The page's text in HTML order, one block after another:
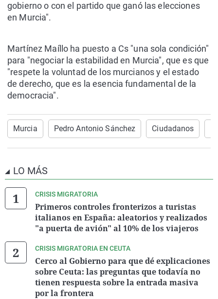
gobierno o con el partido que ganó las elecciones
en Murcia".
Martínez Maíllo ha puesto a Cs "una sola condición"
para "negociar la estabilidad en Murcia", que es que
"respete la voluntad de los murcianos y el estado
de derecho, que es la esencia fundamental de la
democracia".
Murcia Pedro Antonio Sánchez Ciudadanos
LO MÁS
CRISIS MIGRATORIA
Primeros controles fronterizos a turistas
italianos en España: aleatorios y realizados
"a puerta de avión" al 10% de los viajeros
CRISIS MIGRATORIA EN CEUTA
Cerco al Gobierno para que dé explicaciones
sobre Ceuta: las preguntas que todavía no
tienen respuesta sobre la entrada masiva
por la frontera